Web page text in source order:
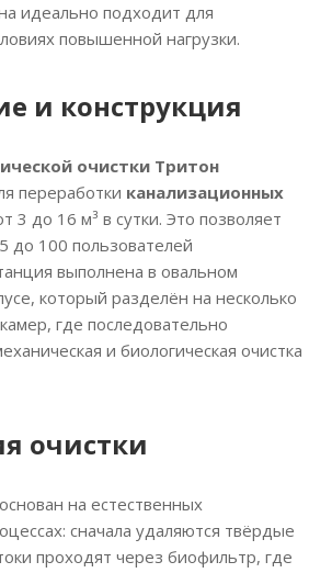
идеально подходит для
повышенной нагрузки.
и конструкция
очистки Тритон
переработки канализационных
3 до 16 м³ в сутки. Это позволяет
до 100 пользователей
выполнена в овальном
который разделён на несколько
где последовательно
и биологическая очистка
очистки
на естественных
сначала удаляются твёрдые
проходят через биофильтр, где